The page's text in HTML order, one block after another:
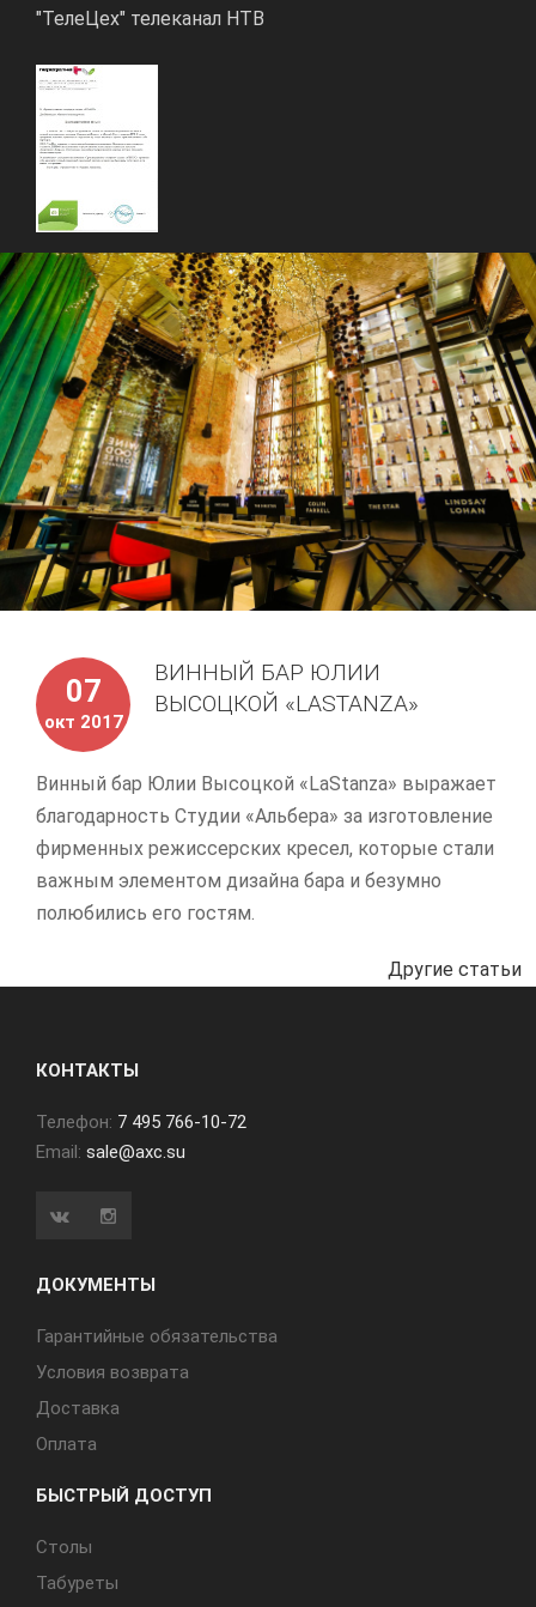
"ТелеЦех" телеканал НТВ
07
окт 2017
ВИННЫЙ БАР ЮЛИИ
ВЫСОЦКОЙ «LASTANZA»
Винный бар Юлии Высоцкой «LaStanza» выражает
благодарность Студии «Альбера» за изготовление
фирменных режиссерских кресел, которые стали
важным элементом дизайна бара и безумно
полюбились его гостям.
Другие статьи
КОНТАКТЫ
Телефон: 7 495 766-10-72
Email: sale@axc.su
ДОКУМЕНТЫ
Гарантийные обязательства
Условия возврата
Доставка
Оплата
БЫСТРЫЙ ДОСТУП
Cтолы
Табуреты